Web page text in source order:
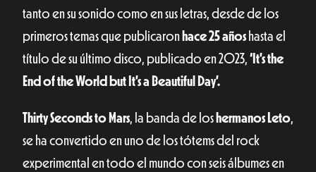
tanto en su sonido como en sus letras, desde de los
primeros temas que publicaron hace 25 años hasta el
título de su último disco, publicado en 2023, ‘It’s the
End of the World but It’s a Beautiful Day’.
Thirty Seconds to Mars, la banda de los hermanos Leto,
se ha convertido en uno de los tótems del rock
experimental en todo el mundo con seis álbumes en